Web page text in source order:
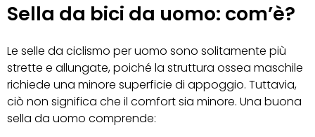
Sella da bici da uomo: com’è?
Le selle da ciclismo per uomo sono solitamente più
strette e allungate, poiché la struttura ossea maschile
richiede una minore superficie di appoggio. Tuttavia,
ciò non significa che il comfort sia minore. Una buona
sella da uomo comprende: